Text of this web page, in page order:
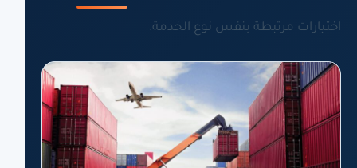
اختيارات مرتبطة بنفس نوع الخدمة.